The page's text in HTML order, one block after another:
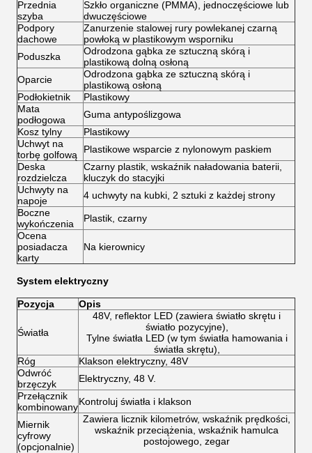
Przednia
szyba
Szkło organiczne (PMMA), jednoczęściowe lub
dwuczęściowe
Podpory
dachowe
Zanurzenie stalowej rury powlekanej czarną
powłoką w plastikowym wsporniku
Poduszka
Odrodzona gąbka ze sztuczną skórą i
plastikową dolną osłoną
Oparcie
Odrodzona gąbka ze sztuczną skórą i
plastikową osłoną
Podłokietnik
Plastikowy
Mata
podłogowa
Guma antypoślizgowa
Kosz tylny
Plastikowy
Uchwyt na
torbę golfową
Plastikowe wsparcie z nylonowym paskiem
Deska
rozdzielcza
Czarny plastik, wskaźnik naładowania baterii,
kluczyk do stacyjki
Uchwyty na
napoje
4 uchwyty na kubki, 2 sztuki z każdej strony
Boczne
wykończenia
Plastik, czarny
Ocena
posiadacza
karty
Na kierownicy
System elektryczny
Pozycja Opis
Światła
48V, reflektor LED (zawiera światło skrętu i
światło pozycyjne),
Tylne światła LED (w tym światła hamowania i
światła skrętu),
Róg
Klakson elektryczny, 48V
Odwróć
brzęczyk
Elektryczny, 48 V.
Przełącznik
kombinowanyKontroluj światła i klakson
Miernik
cyfrowy
(opcjonalnie)
Zawiera licznik kilometrów, wskaźnik prędkości,
wskaźnik przeciążenia, wskaźnik hamulca
postojowego, zegar